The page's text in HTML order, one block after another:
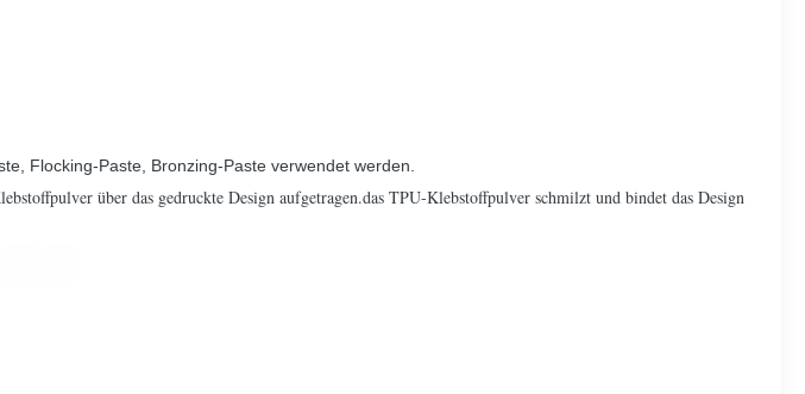
Flocking-Paste, Bronzing-Paste verwendet werden.
über das gedruckte Design aufgetragen.das TPU-Klebstoffpulver schmilzt und bindet das Design